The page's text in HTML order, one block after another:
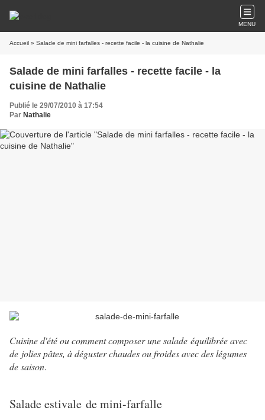
MENU
Accueil » Salade de mini farfalles - recette facile - la cuisine de Nathalie
Salade de mini farfalles - recette facile - la
cuisine de Nathalie
Publié le 29/07/2010 à 17:54
Par Nathalie
Cuisine d'été ou comment composer une salade équilibrée avec
de jolies pâtes, à déguster chaudes ou froides avec des légumes
de saison.
Salade estivale de mini-farfalle